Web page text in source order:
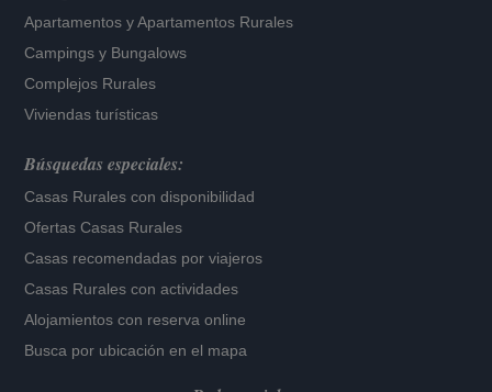
Apartamentos yApartamentos Rurales
Campings y Bungalows
Complejos Rurales
Viviendas turísticas
Búsquedas especiales:
Casas Rurales con disponibilidad
Ofertas Casas Rurales
Casas recomendadas por viajeros
Casas Rurales con actividades
Alojamientos con reserva online
Busca por ubicación en el mapa